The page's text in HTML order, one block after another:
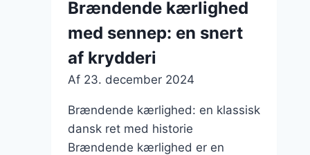
Brændende kærlighed
med sennep: en snert
af krydderi
Af 23. december 2024
Brændende kærlighed: en klassisk
dansk ret med historie
Brændende kærlighed er en